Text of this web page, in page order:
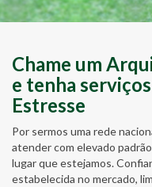
Chame um
e tenha
Estresse
Por sermos uma rede
atender com elevado
lugar que estejamos.
estabelecida no mercado,